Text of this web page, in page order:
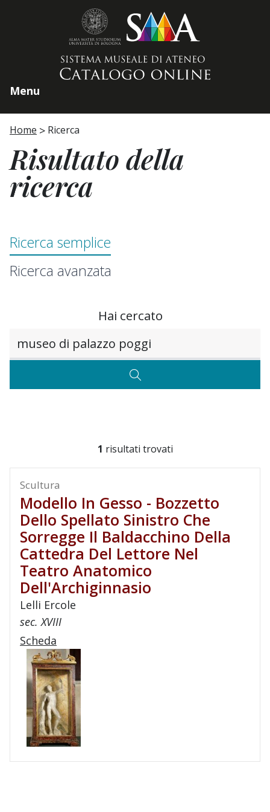
Menu
Home Ricerca
Risultato della
ricerca
Ricerca semplice
Ricerca avanzata
Hai cercato
CERCA
1 risultati trovati
Scultura
Modello In Gesso - Bozzetto
Dello Spellato Sinistro Che
Sorregge Il Baldacchino Della
Cattedra Del Lettore Nel
Teatro Anatomico
Dell'Archiginnasio
Lelli Ercole
sec. XVIII
Scheda